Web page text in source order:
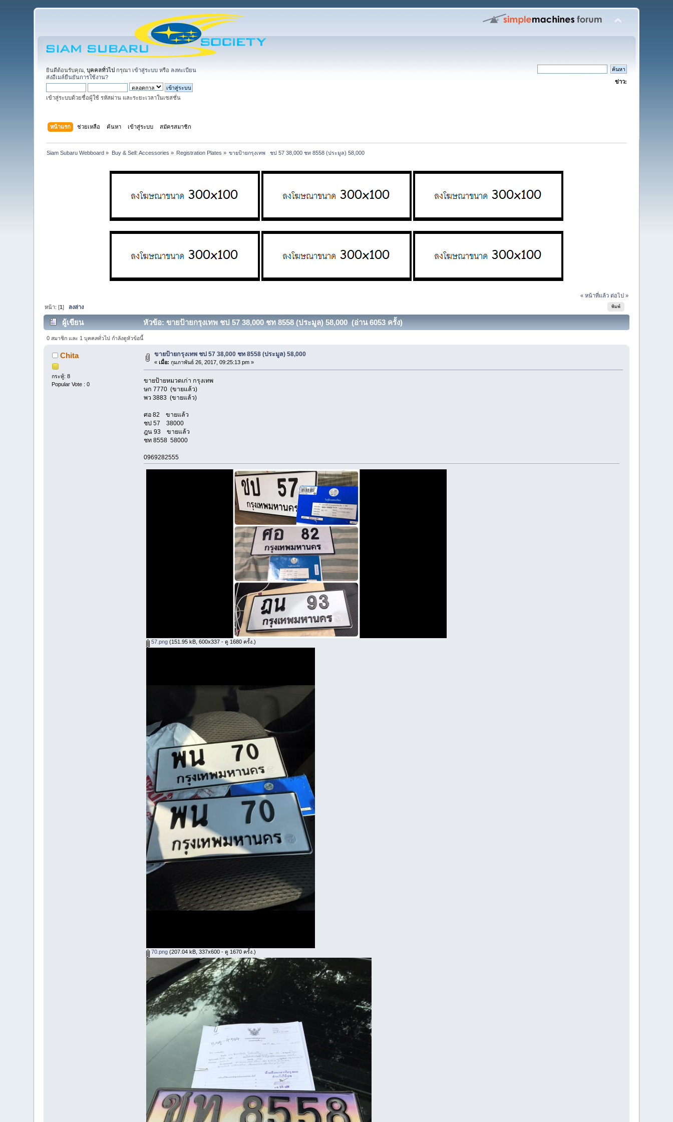
ยินดีต้อนรับคุณ,บุคคลทั่วไป กรุณา เข้าสู่ระบบ หรือ ลงทะเบียน
ส่งอีเมล์ยืนยันการใช้งาน?
เข้าสู่ระบบด้วยชื่อผู้ใช้ รหัสผ่าน และระยะเวลาในเซสชั่น
ข่าว:
หน้าแรก ช่วยเหลือ ค้นหา เข้าสู่ระบบ สมัครสมาชิก
Siam Subaru Webboard » Buy & Sell: Accessories » Registration Plates » ขายป้ายกรุงเทพ   ชป 57 38,000 ชท 8558 (ประมูล) 58,000
« หน้าที่แล้ว ต่อไป »
พิมพ์
หน้า: [1] ลงล่าง
ผู้เขียน หัวข้อ: ขายป้ายกรุงเทพ ชป 57 38,000 ชท 8558 (ประมูล) 58,000 (อ่าน 6053 ครั้ง)
0 สมาชิก และ 1 บุคคลทั่วไป กำลังดูหัวข้อนี้
Chita
กระทู้: 8
Popular Vote : 0
ขายป้ายกรุงเทพ ชป 57 38,000 ชท 8558 (ประมูล) 58,000
«เมื่อ: กุมภาพันธ์ 26, 2017, 09:25:13 pm »
ขายป้ายหมวดเก่า กรุงเทพ
ษก 7770 (ขายแล้ว)
พว 3883 (ขายแล้ว)
ศอ 82 ขายแล้ว
ชป 57 38000
ฎน 93 ขายแล้ว
ชท 8558 58000
0969282555
57.png (151.95 kB, 600x337 - ดู 1680 ครั้ง.)
70.png (207.04 kB, 337x600 - ดู 1670 ครั้ง.)